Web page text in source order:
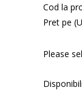
Cod la
Pret pe
Please